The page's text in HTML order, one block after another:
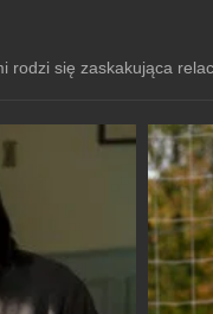
rodzi się zaskakująca